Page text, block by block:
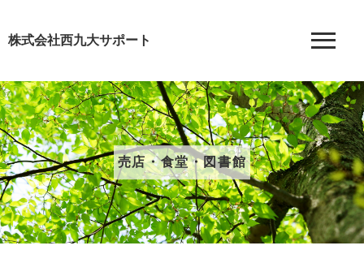
株式会社西九大サポート
売店・食堂・図書館